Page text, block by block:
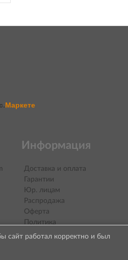
сайт работал корректно и был
Маркете
Информация
Доставка и оплата
Гарантии
Юр. лицам
Распродажа
Оферта
Политика
конфиденциальности